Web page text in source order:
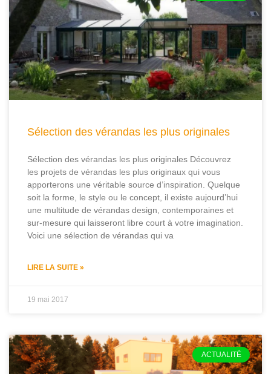
Sélection des vérandas les plus originales
Sélection des vérandas les plus originales Découvrez
les projets de vérandas les plus originaux qui vous
apporterons une véritable source d’inspiration. Quelque
soit la forme, le style ou le concept, il existe aujourd’hui
une multitude de vérandas design, contemporaines et
sur-mesure qui laisseront libre court à votre imagination.
Voici une sélection de vérandas qui va
LIRE LA SUITE »
19 mai 2017
ACTUALITÉ